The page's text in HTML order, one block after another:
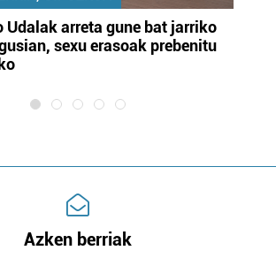
Udalak arreta gune bat jarriko
sexu erasoak prebenitu
Azken berriak